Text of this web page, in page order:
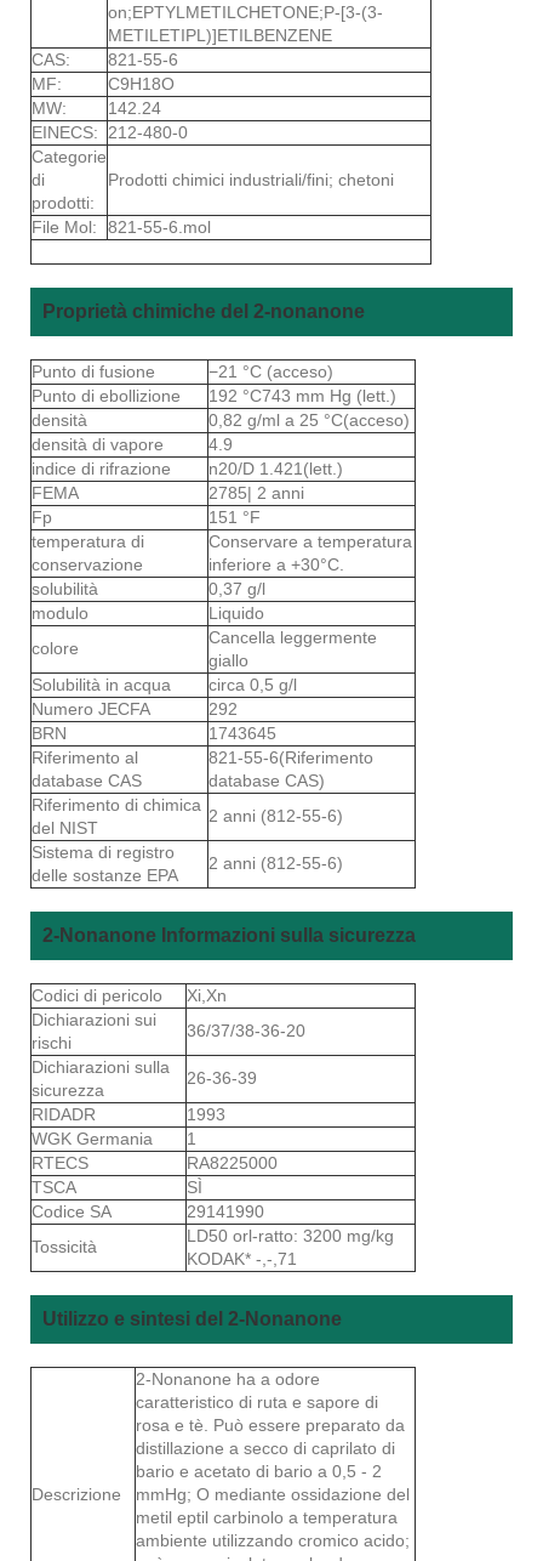
on;EPTYLMETILCHETONE;P-[3-(3-
METILETIPL)]ETILBENZENE
CAS:
821-55-6
MF:
C9H18O
MW:
142.24
EINECS:
212-480-0
Categorie
di
prodotti:
Prodotti chimici industriali/fini; chetoni
File Mol: 821-55-6.mol
Proprietà chimiche del 2-nonanone
Punto di fusione
−21 °C (acceso)
Punto di ebollizione
192 °C743 mm Hg (lett.)
densità
0,82 g/ml a 25 °C(acceso)
densità di vapore
4.9
indice di rifrazione
n20/D 1.421(lett.)
FEMA
2785| 2 anni
Fp
151 °F
temperatura di
conservazione
Conservare a temperatura
inferiore a +30°C.
solubilità
0,37 g/l
modulo
Liquido
colore
Cancella leggermente
giallo
Solubilità in acqua
circa 0,5 g/l
Numero JECFA
292
BRN
1743645
Riferimento al
database CAS
821-55-6(Riferimento
database CAS)
Riferimento di chimica
del NIST
2 anni (812-55-6)
Sistema di registro
delle sostanze EPA
2 anni (812-55-6)
2-Nonanone Informazioni sulla sicurezza
Codici di pericolo
Xi,Xn
Dichiarazioni sui
rischi
36/37/38-36-20
Dichiarazioni sulla
sicurezza
26-36-39
RIDADR
1993
WGK Germania
1
RTECS
RA8225000
TSCA
SÌ
Codice SA
29141990
Tossicità
LD50 orl-ratto: 3200 mg/kg
KODAK* -,-,71
Utilizzo e sintesi del 2-Nonanone
Descrizione
2-Nonanone ha a odore
caratteristico di ruta e sapore di
rosa e tè. Può essere preparato da
distillazione a secco di caprilato di
bario e acetato di bario a 0,5 - 2
mmHg; O mediante ossidazione del
metil eptil carbinolo a temperatura
ambiente utilizzando cromico acido;